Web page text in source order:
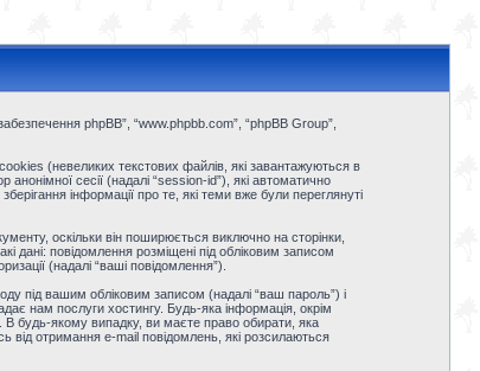
phpBB”, “www.phpbb.com”, “phpBB Group”,
(невеликих текстових файлів, які завантажуються в
сесії (надалі “session-id”), які автоматично
інформації про те, які теми вже були переглянуті
оскільки він поширюється виключно на сторінки,
дані: повідомлення розміщені під обліковим записом
(надалі “ваші повідомлення”).
під вашим обліковим записом (надалі “ваш пароль”) і
нам послуги хостингу. Будь-яка інформація, окрім
В будь-якому випадку, ви маєте право обирати, яка
від отримання e-mail повідомлень, які розсилаються